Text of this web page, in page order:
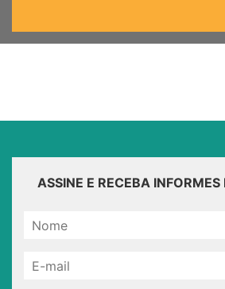
ASSINE E RECEBA